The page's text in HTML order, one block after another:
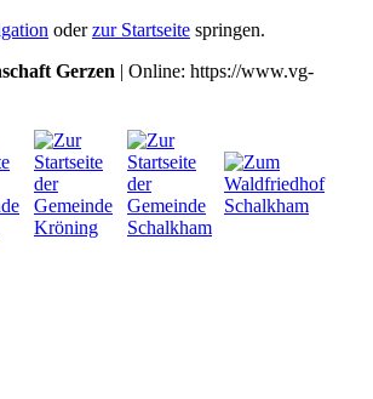
oderzur Startseite springen.
Gerzen | Online: https://www.vg-